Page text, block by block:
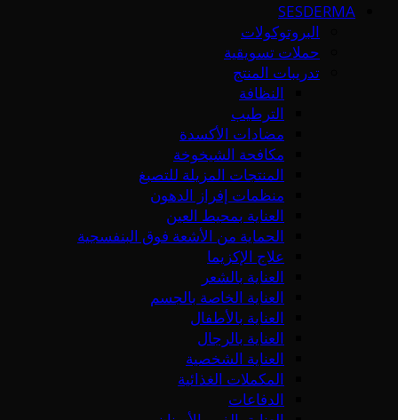
SESDERMA
البروتوكولات
حملات تسويقية
تدريبات المنتج
النظافة
الترطيب
مضادات الأكسدة
مكافحة الشيخوخة
المنتجات المزيلة للتصبغ
منظمات إفراز الدهون
العناية بمحيط العين
الحماية من الأشعة فوق البنفسجية
علاج الإكزيما
العناية بالشعر
العناية الخاصة بالجسم
العناية بالأطفال
العناية بالرجال
العناية الشخصية
المكملات الغذائية
الدفاعات